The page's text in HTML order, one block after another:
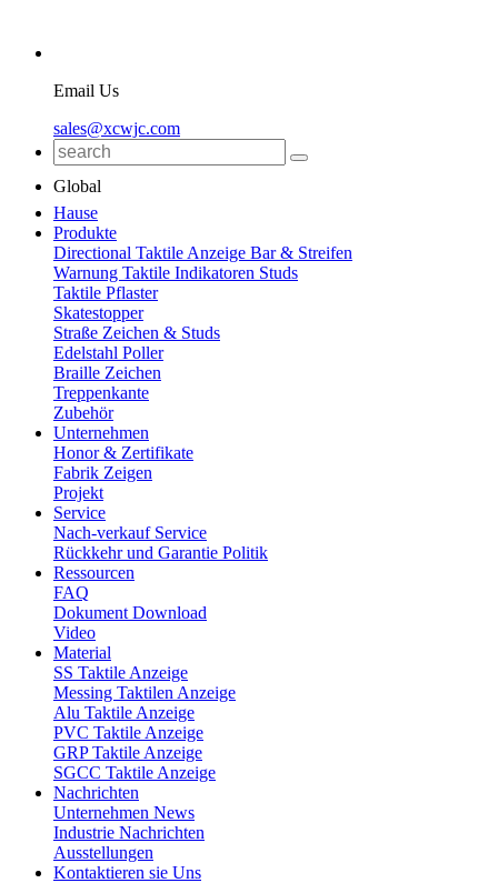
Email Us
sales@xcwjc.com
Global
Hause
Produkte
Directional Taktile Anzeige Bar & Streifen
Warnung Taktile Indikatoren Studs
Taktile Pflaster
Skatestopper
Straße Zeichen & Studs
Edelstahl Poller
Braille Zeichen
Treppenkante
Zubehör
Unternehmen
Honor & Zertifikate
Fabrik Zeigen
Projekt
Service
Nach-verkauf Service
Rückkehr und Garantie Politik
Ressourcen
FAQ
Dokument Download
Video
Material
SS Taktile Anzeige
Messing Taktilen Anzeige
Alu Taktile Anzeige
PVC Taktile Anzeige
GRP Taktile Anzeige
SGCC Taktile Anzeige
Nachrichten
Unternehmen News
Industrie Nachrichten
Ausstellungen
Kontaktieren sie Uns